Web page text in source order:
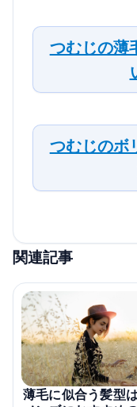
つむじの薄
つむじのボ
関連記事
薄毛に似合う髪型